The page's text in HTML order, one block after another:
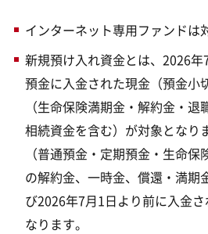
インターネット専用ファンドは
新規預け入れ資金とは、2026
預金に入金された現金（預金小
（生命保険満期金・解約金・退
相続資金を含む）が対象となり
（普通預金・定期預金・生命
の解約金、一時金、償還・満期
び2026年7月1日より前に入金
なります。